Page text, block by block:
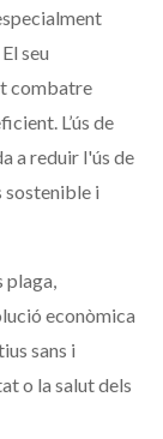
El seu
combatre
L’ús de
a reduir l'ús de
sostenible i
plaga,
econòmica
sans i
o la salut dels